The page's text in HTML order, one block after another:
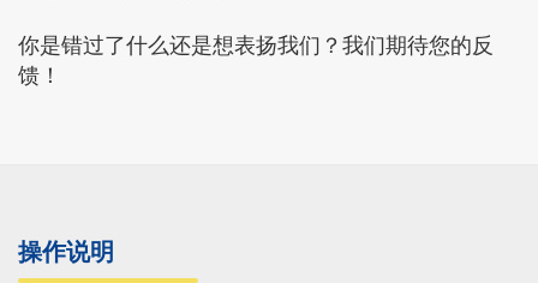
你是错过了什么还是想表扬我们？我们期待您的反
馈！
操作说明